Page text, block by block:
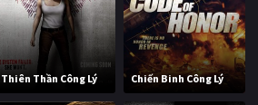
Thiên Thần Công Lý Chiến Binh Công Lý